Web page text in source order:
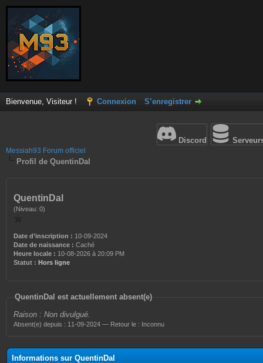
Bienvenue, Visiteur ! Connexion S’enregistrer
Discord
Messiah93 Forum officiel
Profil de QuentinDal
QuentinDal
(Niveau: 0)
Date d’inscription : 10-09-2024
Date de naissance : Caché
Heure locale : 10-08-2026 à 20:09 PM
Statut : Hors ligne
QuentinDal est actuellement absent(e)
Raison : Non divulgué.
Absent(e) depuis : 11-09-2024 — Retour le : Inconnu
Informations sur QuentinDal